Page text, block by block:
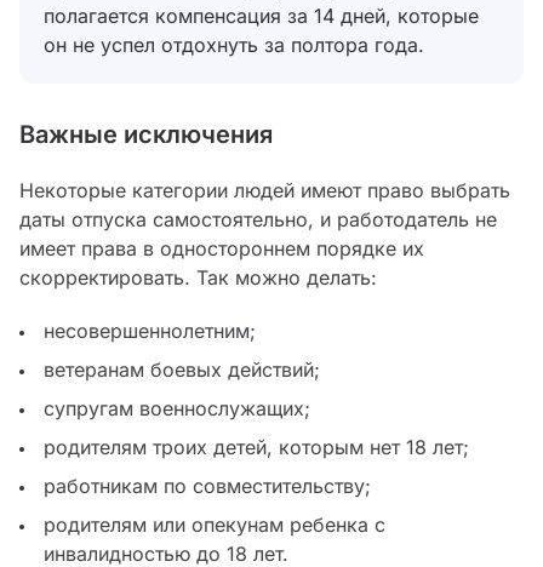
полагается компенсация за 14 дней, которые
он не успел отдохнуть за полтора года.
Важные исключения
Некоторые категории людей имеют право выбрать
даты отпуска самостоятельно, и работодатель не
имеет права в одностороннем порядке их
скорректировать. Так можно делать:
несовершеннолетним;
ветеранам боевых действий;
супругам военнослужащих;
родителям троих детей, которым нет 18 лет;
работникам по совместительству;
родителям или опекунам ребенка с
инвалидностью до 18 лет.